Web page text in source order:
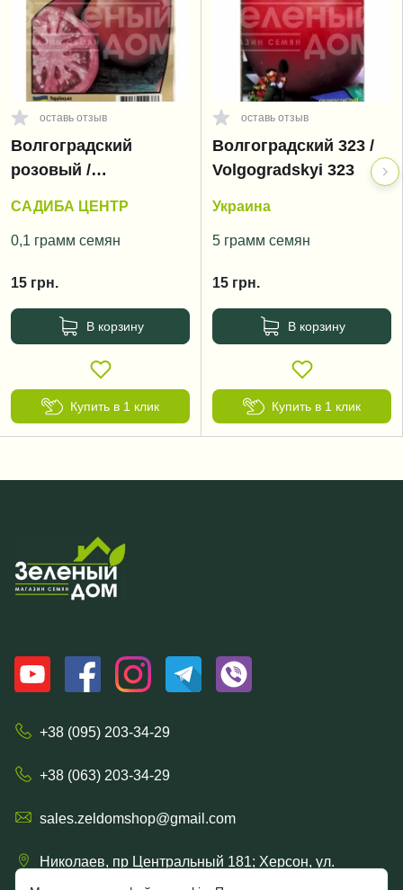
оставь отзыв
Волгоградский
розовый /
САДИБА ЦЕНТР
0,1 грамм семян
15 грн.
В корзину
Купить в 1 клик
оставь отзыв
Волгоградский 323 /
Volgogradskyi 323
Украина
5 грамм семян
15 грн.
В корзину
Купить в 1 клик
+38 (095) 203-34-29
+38 (063) 203-34-29
sales.zeldomshop@gmail.com
Николаев, пр Центральный 181; Херсон, ул.